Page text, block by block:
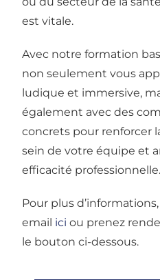
est vitale.
Avec notre formation
non seulement vous
ludique et immersive,
également avec des
concrets pour renforcer
sein de votre équipe et
efficacité professionnelle.
Pour plus
email ici ou prenez
le bouton ci-dessous.